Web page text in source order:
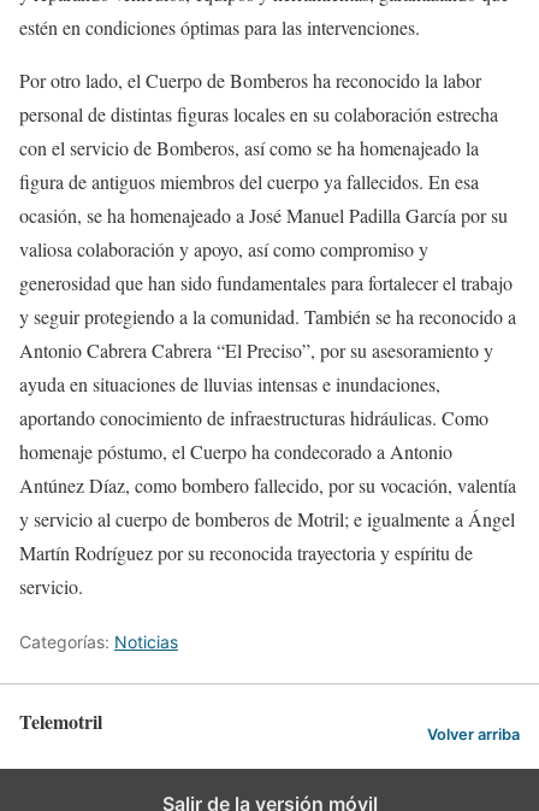
estén en condiciones óptimas para las intervenciones.
Por otro lado, el Cuerpo de Bomberos ha reconocido la labor
personal de distintas figuras locales en su colaboración estrecha
con el servicio de Bomberos, así como se ha homenajeado la
figura de antiguos miembros del cuerpo ya fallecidos. En esa
ocasión, se ha homenajeado a José Manuel Padilla García por su
valiosa colaboración y apoyo, así como compromiso y
generosidad que han sido fundamentales para fortalecer el trabajo
y seguir protegiendo a la comunidad. También se ha reconocido a
Antonio Cabrera Cabrera “El Preciso”, por su asesoramiento y
ayuda en situaciones de lluvias intensas e inundaciones,
aportando conocimiento de infraestructuras hidráulicas. Como
homenaje póstumo, el Cuerpo ha condecorado a Antonio
Antúnez Díaz, como bombero fallecido, por su vocación, valentía
y servicio al cuerpo de bomberos de Motril; e igualmente a Ángel
Martín Rodríguez por su reconocida trayectoria y espíritu de
servicio.
Categorías: Noticias
Telemotril Volver arriba
Salir de la versión móvil